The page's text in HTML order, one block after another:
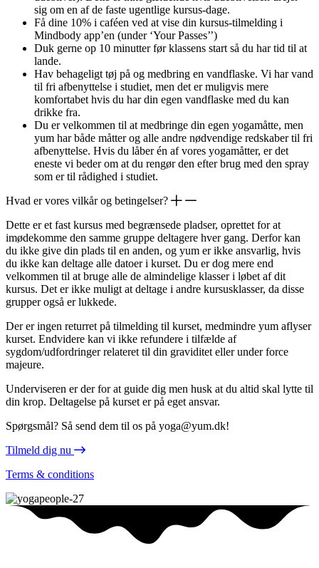
sig om en af de faste ugentlige kursus-dage.
Få dine 10% i caféen ved at vise din kursus-tilmelding i
Mindbody app’en (under ‘Your Passes’’)
Duk gerne op 10 minutter før klassens start så du har tid til at
lande.
Hav behageligt tøj på og medbring en vandflaske. Vi har vand
til fri afbenyttelse i studiet, men det er muligvis mere
komfortabet hvis du har din egen vandflaske med du kan
drikke fra.
Du er velkommen til at medbringe din egen yogamåtte, men
yum har både måtter og alle andre nødvendige redskaber til fri
afbenyttelse. Hvis du låber én af vores yogamåtter, er det
eneste vi beder om at du rengør den efter brug med den spray
som er til rådighed i studiet.
Hvad er vores vilkår og betingelser?
Dette er et fast kursus med begrænsede pladser, oprettet for at
imødekomme den samme gruppe deltagere hver gang. Derfor kan
du ikke give din plads til en anden, og yum er ikke ansvarlig, hvis
du ikke kan deltage alle datoer i kurset. Du er dog mere end
velkommen til at bruge alle de almindelige klasser i løbet af dit
kursus. Det er ikke muligt at deltage i andre kursusklasser, da disse
grupper også er lukkede.
Der er ingen returret på tilmelding til kurset, medmindre yum aflyser
kurset. Endvidere kan vi ikke refundere i tilfælde af
sygdom/udfordringer relateret til din graviditet eller under force
majeure.
Underviseren er der for at guide dig men husk at du altid skal lytte til
din krop. Deltagelse på kurset er på eget ansvar.
Spørgsmål? Så send dem til os på yoga@yum.dk!
Tilmeld dig nu
Terms & conditions